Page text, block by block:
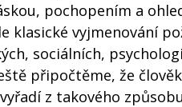
pochopením a
klasické vyjmenování
sociálních,
připočtěme, že
z takového